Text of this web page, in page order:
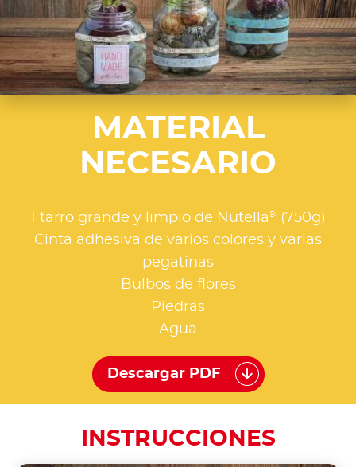
MATERIAL
NECESARIO
1 tarro grande y limpio de Nutella®
(750g)
Cinta adhesiva de varios colores y varias
pegatinas
Bulbos de flores
Piedras
Agua
Descargar PDF
INSTRUCCIONES